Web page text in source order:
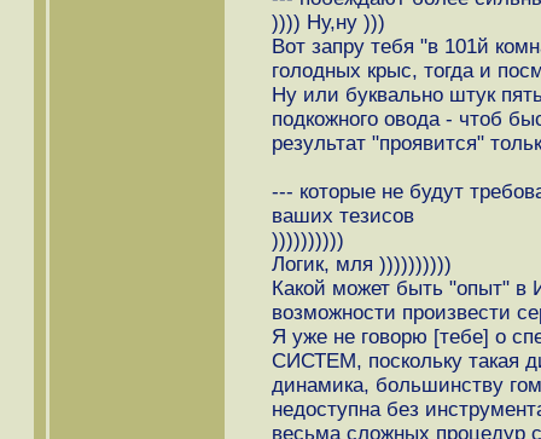
)))) Ну,ну )))
Вот запру тебя "в 101й
голодных крыс, тогда и
Ну или буквально штук
подкожного овода - чтоб
результат "проявится"
--- которые не будут
ваших тезисов
))))))))))
Логик, мля ))))))))))
Какой может быть "опыт" в
возможности произвести
Я уже не говорю [тебе] о
СИСТЕМ, поскольку такая
динамика, большинству
недоступна без
весьма сложных процедур